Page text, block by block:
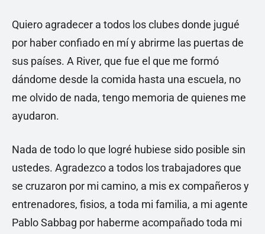
Quiero agradecer a todos los clubes donde jugué
por haber confiado en mí y abrirme las puertas de
sus países. A River, que fue el que me formó
dándome desde la comida hasta una escuela, no
me olvido de nada, tengo memoria de quienes me
ayudaron.
Nada de todo lo que logré hubiese sido posible sin
ustedes. Agradezco a todos los trabajadores que
se cruzaron por mi camino, a mis ex compañeros y
entrenadores, fisios, a toda mi familia, a mi agente
Pablo Sabbag por haberme acompañado toda mi